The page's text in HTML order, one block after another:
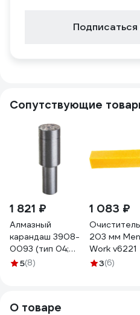
Подписаться
Сопутствующие
1 821 ₽
Алмазный
карандаш 3908-
0093 (тип 04;
исполнение С; 2
5(8)
1 083 ₽
203 мм
Work v6221
3(6)
О товаре